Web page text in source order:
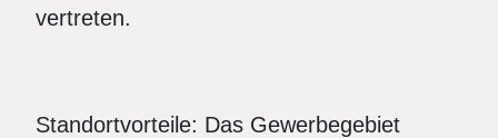
vertreten.
Standortvorteile: Das Gewerbegebiet